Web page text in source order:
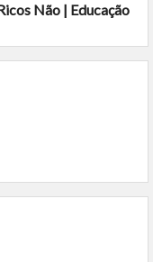
Não | Educação